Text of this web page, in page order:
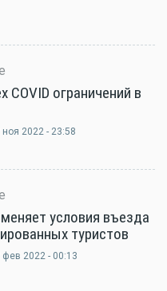
COVID ограничений в
ноя 2022 - 23:58
условия въезда
туристов
фев 2022 - 00:13